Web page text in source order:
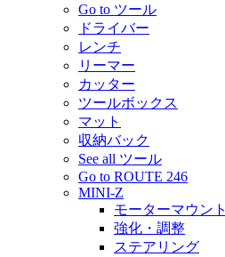
Go to ツール
ドライバー
レンチ
リーマー
カッター
ツールボックス
マット
収納バック
See all ツール
Go to ROUTE 246
MINI-Z
モーターマウント
強化・調整
ステアリング